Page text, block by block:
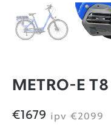
METRO-E T8
€1679 ipv €2099